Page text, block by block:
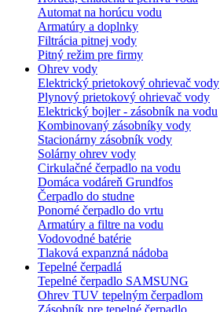
Automat na horúcu vodu
Armatúry a doplnky
Filtrácia pitnej vody
Pitný režim pre firmy
Ohrev vody
Elektrický prietokový ohrievač vody
Plynový prietokový ohrievač vody
Elektrický bojler - zásobník na vodu
Kombinovaný zásobníky vody
Stacionárny zásobník vody
Solárny ohrev vody
Cirkulačné čerpadlo na vodu
Domáca vodáreň Grundfos
Čerpadlo do studne
Ponorné čerpadlo do vrtu
Armatúry a filtre na vodu
Vodovodné batérie
Tlaková expanzná nádoba
Tepelné čerpadlá
Tepelné čerpadlo SAMSUNG
Ohrev TUV tepelným čerpadlom
Zásobník pre tepelné čerpadlo